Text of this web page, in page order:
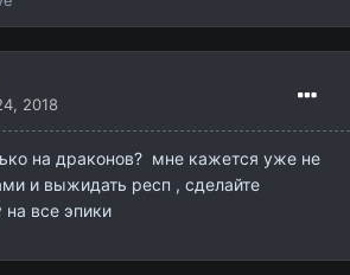
2018
на драконов? мне кажется уже не
и выжидать респ , сделайте
все эпики